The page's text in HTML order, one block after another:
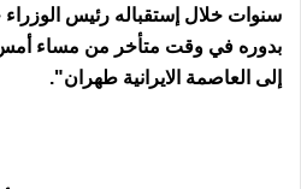
سنوات خلال إستقباله رئيس
بدوره في وقت متأخر من مساء
إلى العاصمة الايرانية طهران".